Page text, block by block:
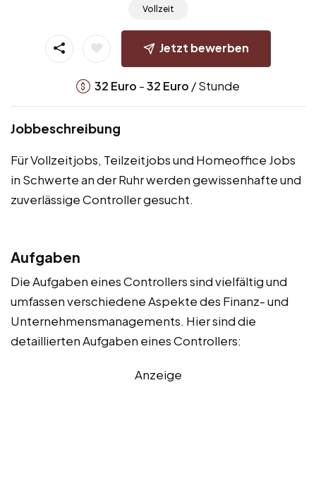
Vollzeit
Jetzt bewerben
32 Euro -32 Euro / Stunde
Jobbeschreibung
Für Vollzeitjobs, Teilzeitjobs und Homeoffice Jobs
in Schwerte an der Ruhr werden gewissenhafte und
zuverlässige Controller gesucht.
Aufgaben
Die Aufgaben eines Controllers sind vielfältig und
umfassen verschiedene Aspekte des Finanz- und
Unternehmensmanagements. Hier sind die
detaillierten Aufgaben eines Controllers:
Anzeige